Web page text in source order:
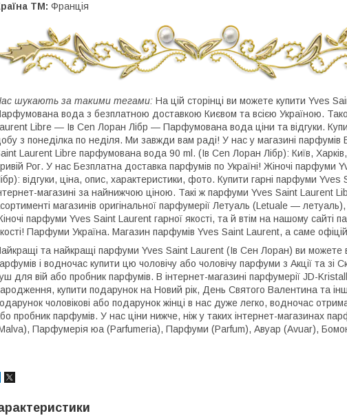
ТМ: Франція
шукають за такими тегами: На цій сторінці ви можете купити Yves
вода з безплатною доставкою Києвом та всією Україною.
Libre ― Ів Cen Лоран Лібр ― Парфумована вода ціни та відгуки.
з понеділка по неділя. Ми завжди вам раді! У нас у магазині парфумів
Laurent Libre парфумована вода 90 ml. (Ів Cen Лоран Лібр): Київ,
Рог. У нас Безплатна доставка парфумів по Україні! Жіночі парфуми
відгуки, ціна, опис, характеристики, фото. Купити гарні парфуми
магазині за найнижчою ціною. Такі ж парфуми Yves Saint Laurent
магазинів оригінальної парфумерії Летуаль (Letuale —
парфуми Yves Saint Laurent гарної якості, та й втім на нашому сайті
Парфуми Україна. Магазин парфумів Yves Saint Laurent, а саме
та найкращі парфуми Yves Saint Laurent (Ів Сен Лоран) ви можете
і водночас купити цю чоловічу або чоловічу парфуми з Акції та
для вій або пробник парфумів. В інтернет-магазині парфумерії JD-
купити подарунок на Новий рік, День Святого Валентина та
чоловікові або подарунок жінці в нас дуже легко, водночас
пробник парфумів. У нас ціни нижче, ніж у таких інтернет-магазинах
Парфумерія юа (Parfumeria), Парфуми (Parfum), Авуар (Avuar),